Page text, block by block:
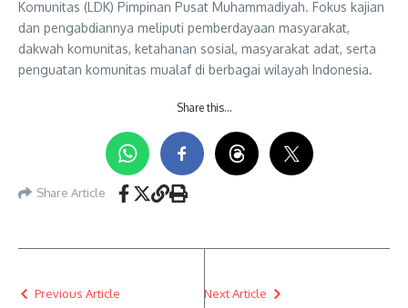
Komunitas (LDK) Pimpinan Pusat Muhammadiyah. Fokus kajian
dan pengabdiannya meliputi pemberdayaan masyarakat,
dakwah komunitas, ketahanan sosial, masyarakat adat, serta
penguatan komunitas mualaf di berbagai wilayah Indonesia.
Share this…
Share Article
Previous Article Next Article